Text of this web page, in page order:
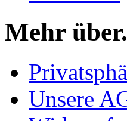
Mehr
Unsere